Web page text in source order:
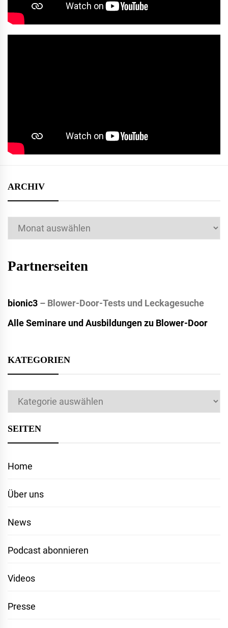
ARCHIV
Archiv
Partnerseiten
bionic3 – Blower-Door-Tests und Leckagesuche
Alle Seminare und Ausbildungen zu Blower-Door
KATEGORIEN
Kategorien
SEITEN
Home
Über uns
News
Podcast abonnieren
Videos
Presse